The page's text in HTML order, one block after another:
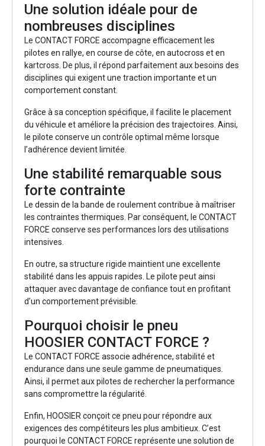
Une solution idéale pour de
nombreuses disciplines
Le CONTACT FORCE accompagne efficacement les
pilotes en rallye, en course de côte, en autocross et en
kartcross. De plus, il répond parfaitement aux besoins des
disciplines qui exigent une traction importante et un
comportement constant.
Grâce à sa conception spécifique, il facilite le placement
du véhicule et améliore la précision des trajectoires. Ainsi,
le pilote conserve un contrôle optimal même lorsque
l’adhérence devient limitée.
Une stabilité remarquable sous
forte contrainte
Le dessin de la bande de roulement contribue à maîtriser
les contraintes thermiques. Par conséquent, le CONTACT
FORCE conserve ses performances lors des utilisations
intensives.
En outre, sa structure rigide maintient une excellente
stabilité dans les appuis rapides. Le pilote peut ainsi
attaquer avec davantage de confiance tout en profitant
d’un comportement prévisible.
Pourquoi choisir le pneu
HOOSIER CONTACT FORCE ?
Le CONTACT FORCE associe adhérence, stabilité et
endurance dans une seule gamme de pneumatiques.
Ainsi, il permet aux pilotes de rechercher la performance
sans compromettre la régularité.
Enfin, HOOSIER conçoit ce pneu pour répondre aux
exigences des compétiteurs les plus ambitieux. C’est
pourquoi le CONTACT FORCE représente une solution de